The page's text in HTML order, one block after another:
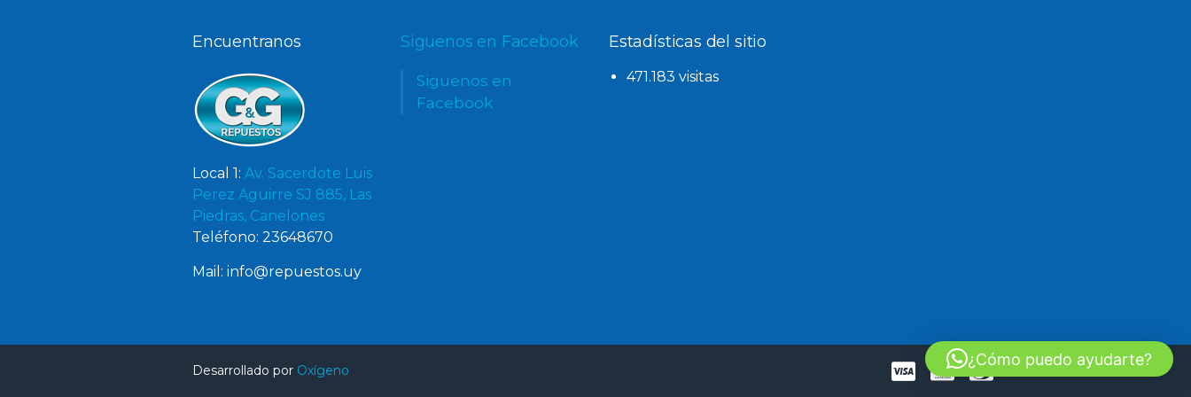
Encuentranos
Local 1: Av. Sacerdote Luis
Perez Aguirre SJ 885, Las
Piedras, Canelones
Teléfono: 23648670
Mail: info@repuestos.uy
Siguenos en Facebook
Siguenos en
Facebook
Estadísticas del sitio
471.183 visitas
Desarrollado por Oxígeno
¿Cómo puedo ayudarte?